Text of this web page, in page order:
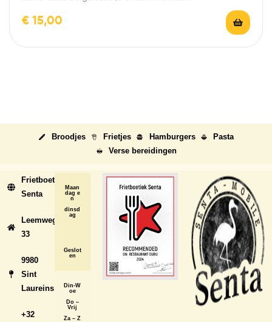
€ 15,00
Broodjes Frietjes Hamburgers
Pasta
Verse bereidingen
Frietboetiek
Senta
Leemweg
33
9980
Sint
Laureins
+32
Maan
dag e
n
dinsd
ag
Geslot
en
Din-W
oe
Do –
Vrij
Za – Z